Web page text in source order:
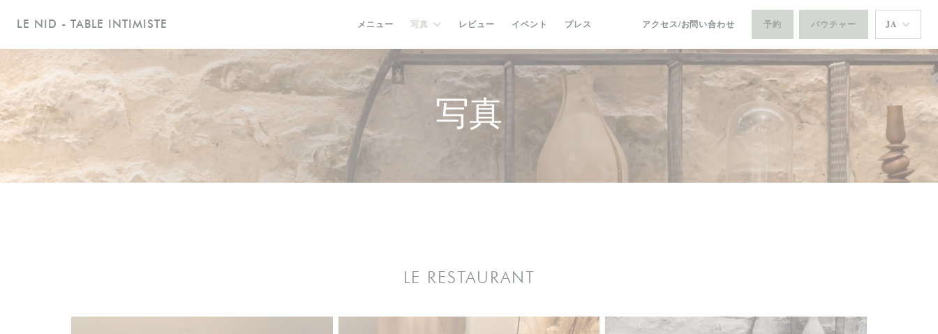
LE NID - TABLE INTIMISTE メニュー 写真 レビュー イベント プレス
((新しいウィンドウで開きます))
((新しいウィンドウで開きます))
アクセス/お問い合わせ 予約 バウチャー JA
写真
LE RESTAURANT